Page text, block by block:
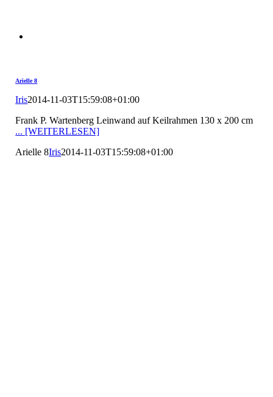
Arielle 8
Iris2014-11-03T15:59:08+01:00
Frank P. Wartenberg Leinwand auf Keilrahmen 130 x 200 cm
... [WEITERLESEN]
Arielle 8Iris2014-11-03T15:59:08+01:00